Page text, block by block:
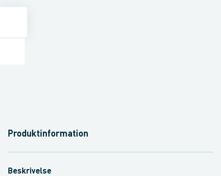
Produktinformation
Beskrivelse